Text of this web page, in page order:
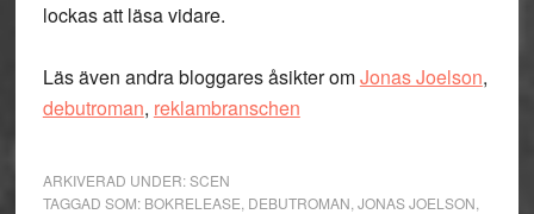
lockas att läsa vidare.
Läs även andra bloggares åsikter omJonas Joelson,
debutroman, reklambranschen
ARKIVERAD UNDER:SCEN
TAGGAD SOM: BOKRELEASE DEBUTROMAN JONAS JOELSON